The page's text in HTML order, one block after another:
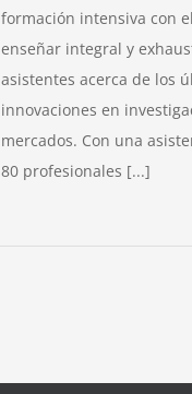
formación intensiva con
enseñar integral y
asistentes acerca de los
innovaciones en
mercados. Con una
80 profesionales [...]